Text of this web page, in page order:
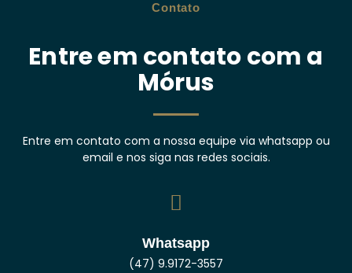
Contato
Entre em contato com a
Mórus
Entre em contato com a nossa equipe via whatsapp ou
email e nos siga nas redes sociais.
Whatsapp
(47) 9.9172-3557